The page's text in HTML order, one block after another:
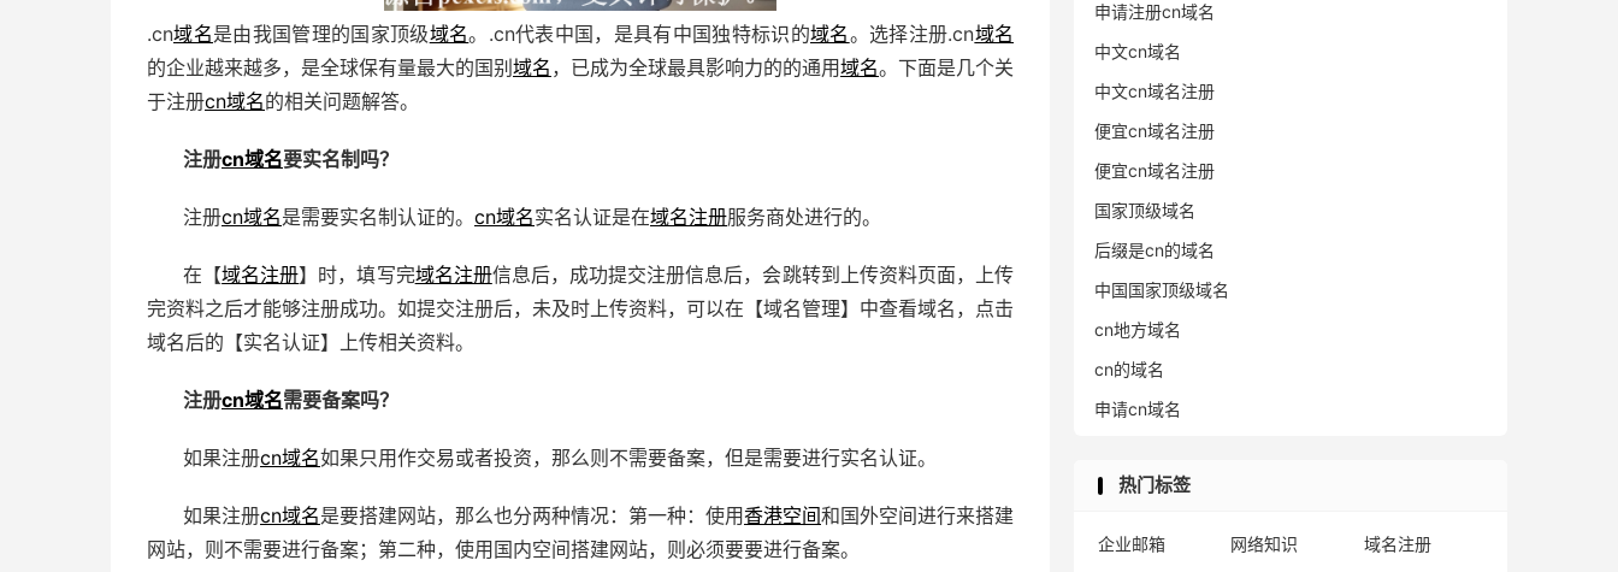
.cn域名是由我国管理的国家顶级域名。.cn代表中国，是具有中国独特标识的域名。选择注册.cn域名
的企业越来越多，是全球保有量最大的国别 域名 ，已成为全球最具影响力的的通用域名。下面是几个关
于注册cn域名的相关问题解答。
注册cn域名要实名制吗？
注册cn域名是需要实名制认证的。 cn域名实名认证是在域名注册服务商处进行的。
在【域名注册】时，填写完域名注册信息后，成功提交注册信息后，会跳转到上传资料页面，上传
完资料之后才能够注册成功。如提交注册后，未及时上传资料，可以在【域名管理】中查看域名，点击
域名后的【实名认证】上传相关资料。
注册cn域名需要备案吗？
如果注册cn域名如果只用作交易或者投资，那么则不需要备案，但是需要进行实名认证。
如果注册cn域名是要搭建网站，那么也分两种情况：第一种：使用 香港空间和国外空间进行来搭建
网站，则不需要进行备案；第二种，使用国内空间搭建网站，则必须要要进行备案。
申请注册cn域名
中文cn域名
中文cn域名注册
便宜cn域名注册
便宜cn域名注册
国家顶级域名
后缀是cn的域名
中国国家顶级域名
cn地方域名
cn的域名
申请cn域名
热门标签
企业邮箱 网络知识
域名注册